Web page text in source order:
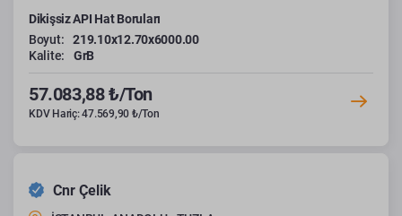
Dikişsiz API Hat Boruları
Boyut:
219.10x12.70x6000.00
Kalite:
GrB
57.083,88 ₺/Ton
KDV Hariç: 47.569,90 ₺/Ton
Cnr Çelik